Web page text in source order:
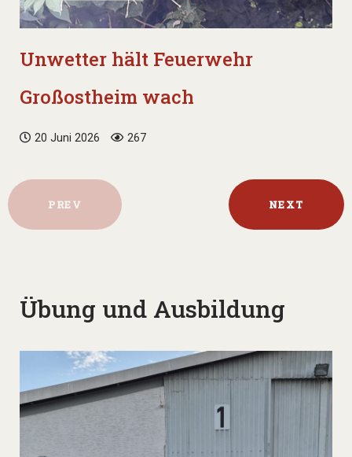
Unwetter hält Feuerwehr
Großostheim wach
20 Juni 2026 267
PREV NEXT
Übung und Ausbildung